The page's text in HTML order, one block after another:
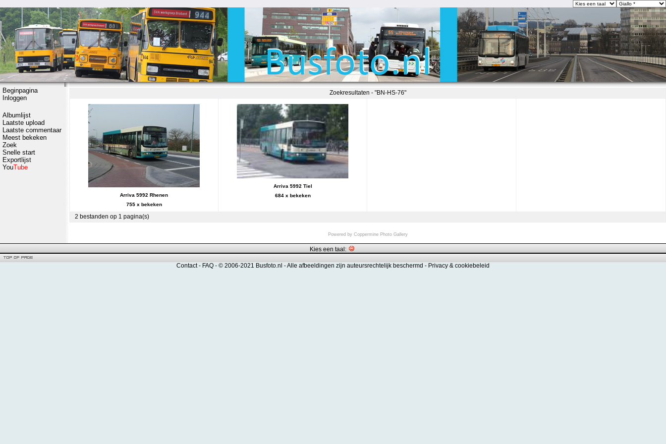
Beginpagina
Inloggen
Albumlijst
Laatste upload
Laatste commentaar
Meest bekeken
Zoek
Snelle start
Exportlijst
YouTube
Zoekresultaten - "BN-HS-76"
Arriva 5992 Rhenen
755 x bekeken
Arriva 5992 Tiel
684 x bekeken
2 bestanden op 1 pagina(s)
Powered by Coppermine Photo Gallery
Kies een taal:
Contact- FAQ - © 2006-2021 Busfoto.nl -Alle afbeeldingen zijn auteursrechtelijk beschermd - Privacy & cookiebeleid